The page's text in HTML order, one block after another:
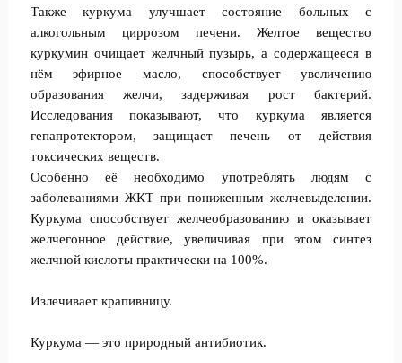
Также куркума улучшает состояние больных с
алкогольным циррозом печени. Желтое вещество
куркумин очищает желчный пузырь, а содержащееся в
нём эфирное масло, способствует увеличению
образования желчи, задерживая рост бактерий.
Исследования показывают, что куркума является
гепапротектором, защищает печень от действия
токсических веществ.
Особенно её необходимо употреблять людям с
заболеваниями ЖКТ при пониженным желчевыделении.
Куркума способствует желчеобразованию и оказывает
желчегонное действие, увеличивая при этом синтез
желчной кислоты практически на 100%.
Излечивает крапивницу.
Куркума — это природный антибиотик.